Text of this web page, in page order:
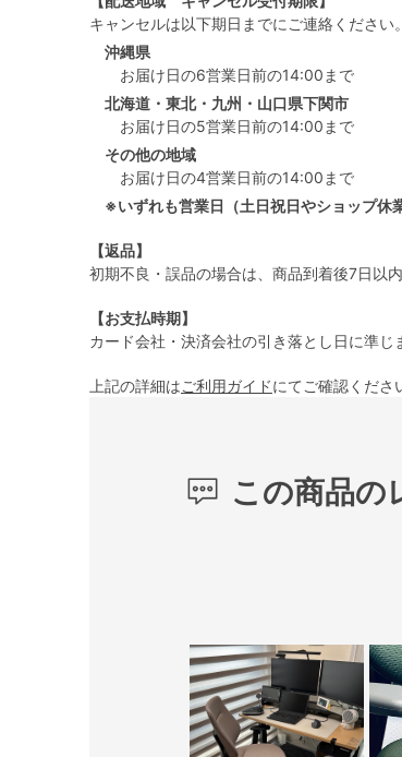
キャンセルは以下期日までにご連絡ください
沖縄県
お届け日の6営業日前の14:00まで
北海道・東北・九州・山口県下関市
お届け日の5営業日前の14:00まで
その他の地域
お届け日の4営業日前の14:00まで
※いずれも営業日（土日祝日やショップ休
【返品】
初期不良・誤品の場合は、商品到着後7日以
【お支払時期】
カード会社・決済会社の引き落とし日に準じ
上記の詳細はご利用ガイドにてご確認くださ
この商品の